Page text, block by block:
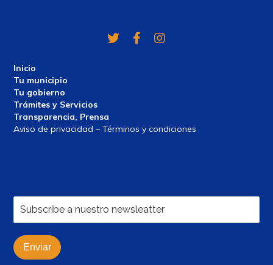
Inicio
Tu municipio
Tu gobierno
Trámites y Servicios
Transparencia, Prensa
Aviso de privacidad – Términos y condiciones
Enviar